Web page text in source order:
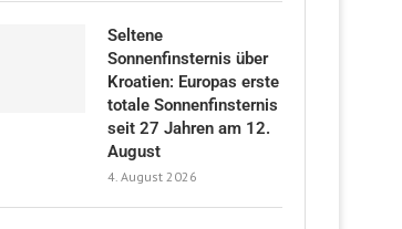
Seltene
Sonnenfinsternis über
Kroatien: Europas erste
totale Sonnenfinsternis
seit 27 Jahren am 12.
August
4. August 2026